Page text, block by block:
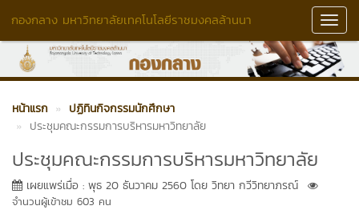
กองกลาง มหาวิทยาลัยเทคโนโลยีราชมงคลล้านนา
หน้าแรก
ปฏิทินกิจกรรมนักศึกษา
ประชุมคณะกรรมการบริหารมหาวิทยาลัย
ประชุมคณะกรรมการบริหารมหาวิทยาลัย
เผยแพร่เมื่อ : พุธ 20 ธันวาคม 2560 โดย วิทยา กวีวิทยาภรณ์
จำนวนผู้เข้าชม 603 คน